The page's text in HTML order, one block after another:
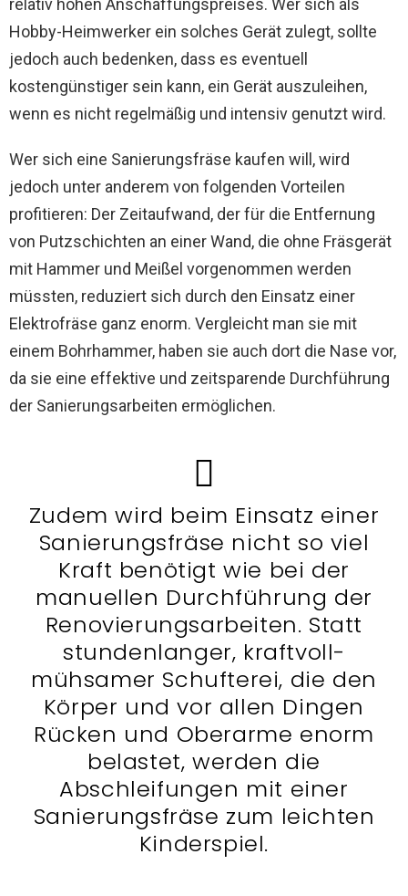
relativ hohen Anschaffungspreises. Wer sich als
Hobby-Heimwerker ein solches Gerät zulegt, sollte
jedoch auch bedenken, dass es eventuell
kostengünstiger sein kann, ein Gerät auszuleihen,
wenn es nicht regelmäßig und intensiv genutzt wird.
Wer sich eine Sanierungsfräse kaufen will, wird
jedoch unter anderem von folgenden Vorteilen
profitieren: Der Zeitaufwand, der für die Entfernung
von Putzschichten an einer Wand, die ohne Fräsgerät
mit Hammer und Meißel vorgenommen werden
müssten, reduziert sich durch den Einsatz einer
Elektrofräse ganz enorm. Vergleicht man sie mit
einem Bohrhammer, haben sie auch dort die Nase vor,
da sie eine effektive und zeitsparende Durchführung
der Sanierungsarbeiten ermöglichen.
Zudem wird beim Einsatz einer
Sanierungsfräse nicht so viel
Kraft benötigt wie bei der
manuellen Durchführung der
Renovierungsarbeiten. Statt
stundenlanger, kraftvoll-
mühsamer Schufterei, die den
Körper und vor allen Dingen
Rücken und Oberarme enorm
belastet, werden die
Abschleifungen mit einer
Sanierungsfräse zum leichten
Kinderspiel.